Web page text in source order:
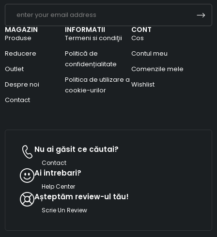
MAGAZIN
Produse
Reducere
Outlet
Despre noi
Contact
INFORMATII
Termeni si condiţii
Politică de
confidențialitate
Politica de utilizare a
cookie-urilor
CONT
Cos
Contul meu
Comenzile mele
Wishlist
Nu ai găsit ce căutai?
Contact
Ai intrebari?
Help Center
Așteptăm review-ul tău!
Scrie Un Review